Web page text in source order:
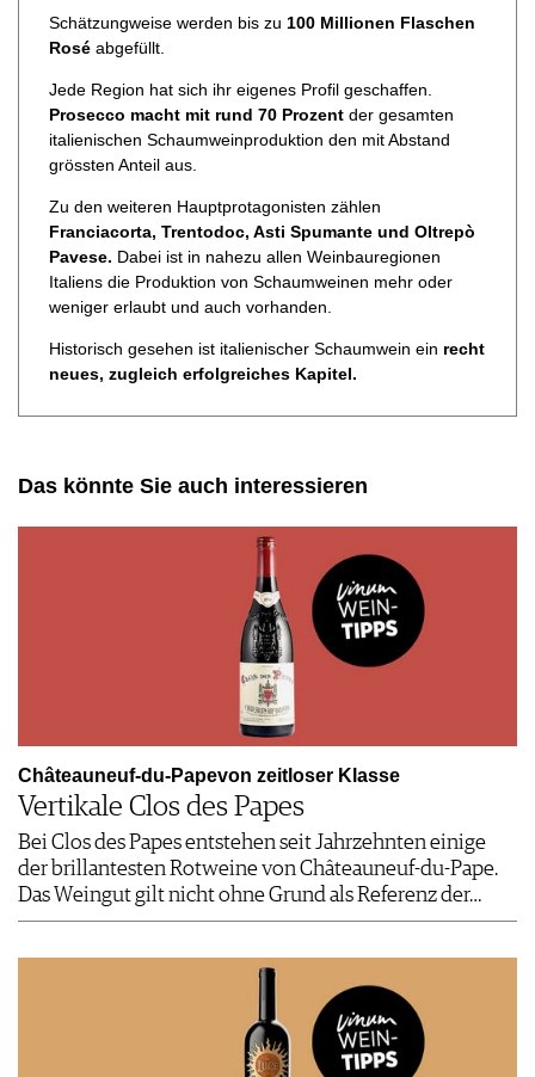
Schätzungweise werden bis zu 100 Millionen Flaschen
Rosé abgefüllt.
Jede Region hat sich ihr eigenes Profil geschaffen.
Prosecco macht mit rund 70 Prozent der gesamten
italienischen Schaumweinproduktion den mit Abstand
grössten Anteil aus.
Zu den weiteren Hauptprotagonisten zählen
Franciacorta, Trentodoc, Asti Spumante und Oltrepò
Pavese. Dabei ist in nahezu allen Weinbauregionen
Italiens die Produktion von Schaumweinen mehr oder
weniger erlaubt und auch vorhanden.
Historisch gesehen ist italienischer Schaumwein ein recht
neues, zugleich erfolgreiches Kapitel.
Das könnte Sie auch interessieren
Châteauneuf-du-Papevon zeitloser Klasse
Vertikale Clos des Papes
Bei Clos des Papes entstehen seit Jahrzehnten einige
der brillantesten Rotweine von Châteauneuf-du-Pape.
Das Weingut gilt nicht ohne Grund als Referenz der…